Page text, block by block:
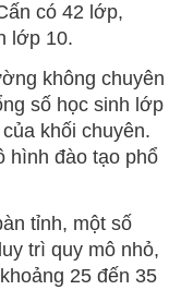
có 42 lớp,
lớp 10.
không chuyên
số học sinh lớp
khối chuyên.
hình đào tạo phổ
tỉnh, một số
trì quy mô nhỏ,
25 đến 35